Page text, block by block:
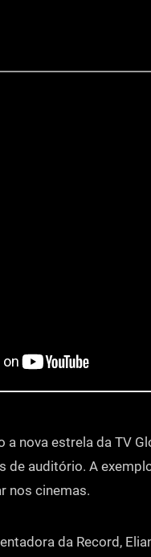
a nova estrela da TV
auditório. A
nos cinemas.
da Record,